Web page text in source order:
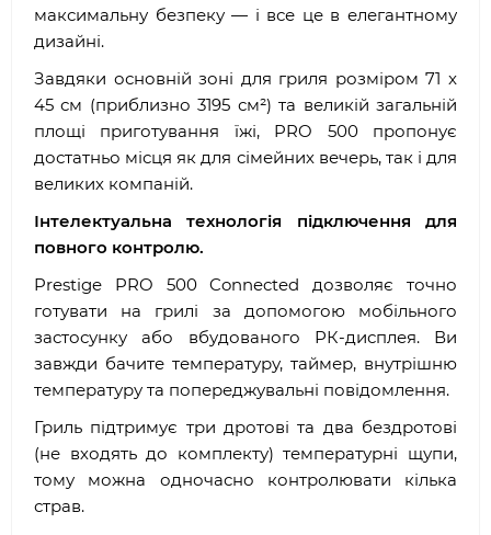
максимальну безпеку — і все це в елегантному
дизайні.
Завдяки основній зоні для гриля розміром 71 x
45 см (приблизно 3195 см²) та великій загальній
площі приготування їжі, PRO 500 пропонує
достатньо місця як для сімейних вечерь, так і для
великих компаній.
Інтелектуальна технологія підключення для
повного контролю.
Prestige PRO 500 Connected дозволяє точно
готувати на грилі за допомогою мобільного
застосунку або вбудованого РК-дисплея. Ви
завжди бачите температуру, таймер, внутрішню
температуру та попереджувальні повідомлення.
Гриль підтримує три дротові та два бездротові
(не входять до комплекту) температурні щупи,
тому можна одночасно контролювати кілька
страв.